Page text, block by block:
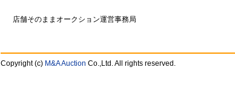
店舗そのままオークション運営事務局
Copyright (c) M&A Auction Co.,Ltd. All rights reserved.